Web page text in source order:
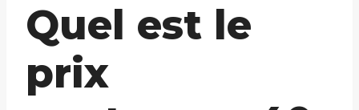
Quel est le
prix